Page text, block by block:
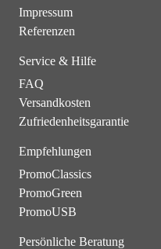
Impressum
Referenzen
Service & Hilfe
FAQ
Versandkosten
Zufriedenheitsgarantie
Empfehlungen
PromoClassics
PromoGreen
PromoUSB
Persönliche Beratung